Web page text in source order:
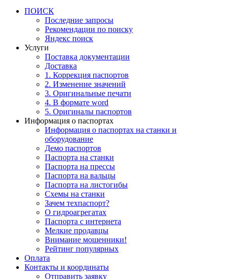
ПОИСК
Последние запросы
Рекомендации по поиску
Яндекс поиск
Услуги
Поставка документации
Доставка
1. Коррекция паспортов
2. Изменение значений
3. Оригинальные печати
4. В формате word
5. Оригиналы паспортов
Информация о паспортах
Информация о паспортах на станки и
оборудование
Демо паспортов
Паспорта на станки
Паспорта на прессы
Паспорта на вальцы
Паспорта на листогибы
Схемы на станки
Зачем техпаспорт?
О гидроагрегатах
Паспорта с интернета
Мелкие продавцы
Внимание мошенники!
Рейтинг популярных
Оплата
Контакты и координаты
Отправить заявку